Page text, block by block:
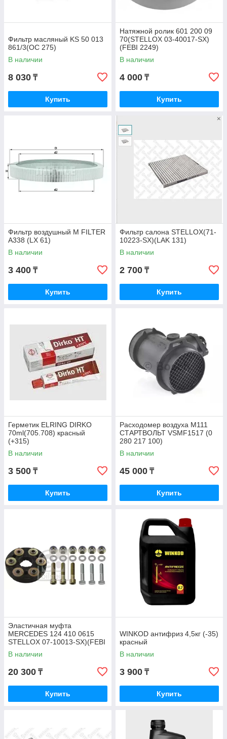
Фильтр масляный KS 50 013
861/3(OC 275)
В наличии
8 030 ₸
Купить
Натяжной ролик 601 200 09
70(STELLOX 03-40017-SX)
(FEBI 2249)
В наличии
4 000 ₸
Купить
Фильтр воздушный M FILTER
A338 (LX 61)
В наличии
3 400 ₸
Купить
Фильтр салона STELLOX(71-
10223-SX)(LAK 131)
В наличии
2 700 ₸
Купить
Герметик ELRING DIRKO
70ml(705.708) красный
(+315)
В наличии
3 500 ₸
Купить
Расходомер воздуха M111
СТАРТВОЛЬТ VSMF1517 (0
280 217 100)
В наличии
45 000 ₸
Купить
Эластичная муфта
MERCEDES 124 410 0615
STELLOX 07-10013-SX)(FEBI
1975)
В наличии
20 300 ₸
Купить
WINKOD антифриз 4,5кг (-35)
красный
В наличии
3 900 ₸
Купить